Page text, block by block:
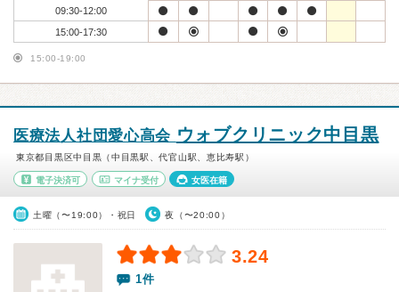
09:30-12:00
15:00-17:30
15:00-19:00
医療法人社団愛心高会 ウォブクリニック中目黒
東京都目黒区中目黒（中目黒駅、代官山駅、恵比寿駅）
電子決済可 マイナ受付 女医在籍
土曜（〜19:00）・祝日 夜（〜20:00）
3.24
1件